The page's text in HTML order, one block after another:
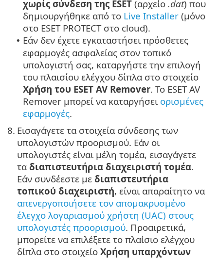
χωρίς σύνδεση της ESET (αρχείο .dat) που
δημιουργήθηκε από το Live Installer (μόνο
στο ESET PROTECTστο cloud).
• Εάν δεν έχετε εγκαταστήσει πρόσθετες
εφαρμογές ασφαλείας στον τοπικό
υπολογιστή σας, καταργήστε την επιλογή
του πλαισίου ελέγχου δίπλα στο στοιχείο
Χρήση του ESET AV Remover. Το ESET AV
Remover μπορεί να καταργήσει ορισμένες
εφαρμογές.
8. Εισαγάγετε τα στοιχεία σύνδεσης των
υπολογιστών προορισμού. Εάν οι
υπολογιστές είναι μέλη τομέα, εισαγάγετε
τα διαπιστευτήρια διαχειριστή τομέα.
Εάν συνδέεστε με διαπιστευτήρια
τοπικού διαχειριστή, είναι απαραίτητο να
απενεργοποιήσετε τον απομακρυσμένo
έλεγχο λογαριασμού χρήστη (UAC) στους
υπολογιστές προορισμού. Προαιρετικά,
μπορείτε να επιλέξετε το πλαίσιο ελέγχου
δίπλα στο στοιχείο Χρήση υπαρχόντων